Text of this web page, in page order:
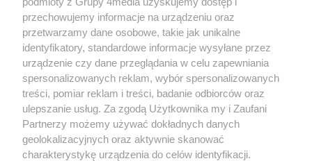
przechowujemy informacje na urządzeniu oraz
przetwarzamy dane osobowe, takie jak unikalne
identyfikatory, standardowe informacje wysyłane przez
urządzenie czy dane przeglądania w celu zapewniania
spersonalizowanych reklam, wybór spersonalizowanych
treści, pomiar reklam i treści, badanie odbiorców oraz
ulepszanie usług. Za zgodą Użytkownika my i Zaufani
Partnerzy możemy używać dokładnych danych
geolokalizacyjnych oraz aktywnie skanować
charakterystykę urządzenia do celów identyfikacji.